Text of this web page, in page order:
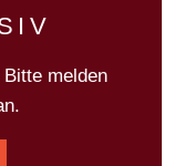
melden